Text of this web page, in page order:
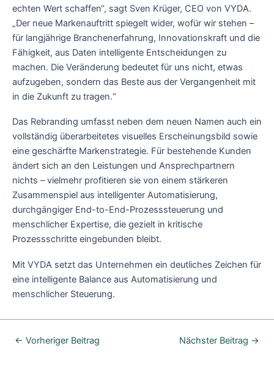
echten Wert schaffen“, sagt Sven Krüger, CEO von VYDA.
„Der neue Markenauftritt spiegelt wider, wofür wir stehen –
für langjährige Branchenerfahrung, Innovationskraft und die
Fähigkeit, aus Daten intelligente Entscheidungen zu
machen. Die Veränderung bedeutet für uns nicht, etwas
aufzugeben, sondern das Beste aus der Vergangenheit mit
in die Zukunft zu tragen.“
Das Rebranding umfasst neben dem neuen Namen auch ein
vollständig überarbeitetes visuelles Erscheinungsbild sowie
eine geschärfte Markenstrategie. Für bestehende Kunden
ändert sich an den Leistungen und Ansprechpartnern
nichts – vielmehr profitieren sie von einem stärkeren
Zusammenspiel aus intelligenter Automatisierung,
durchgängiger End-to-End-Prozesssteuerung und
menschlicher Expertise, die gezielt in kritische
Prozessschritte eingebunden bleibt.
Mit VYDA setzt das Unternehmen ein deutliches Zeichen für
eine intelligente Balance aus Automatisierung und
menschlicher Steuerung.
← Vorheriger Beitrag Nächster Beitrag →